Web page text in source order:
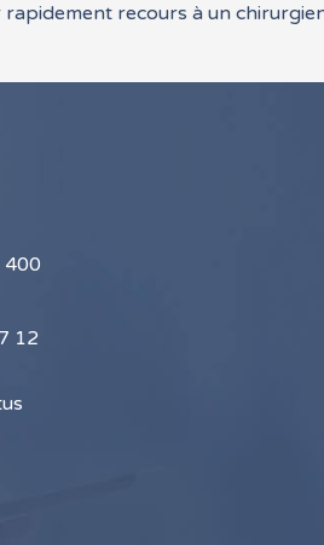
rapidement recours à un
400
12